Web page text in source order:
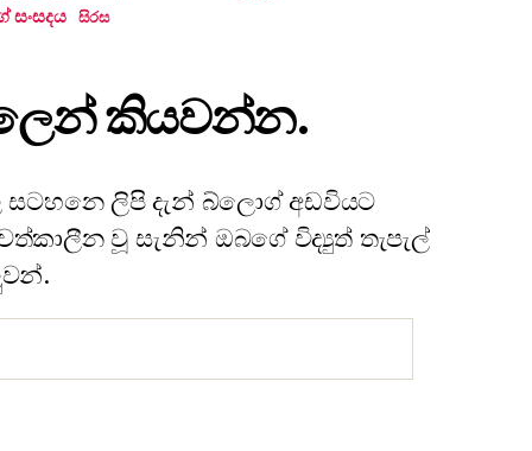
සිරස
කියවන්න.
සටහනෙ ලිපි දැන් බ්ලොග් අඩවියට
වූ සැනින් ඔබගේ විද්‍යුත් තැපැල්